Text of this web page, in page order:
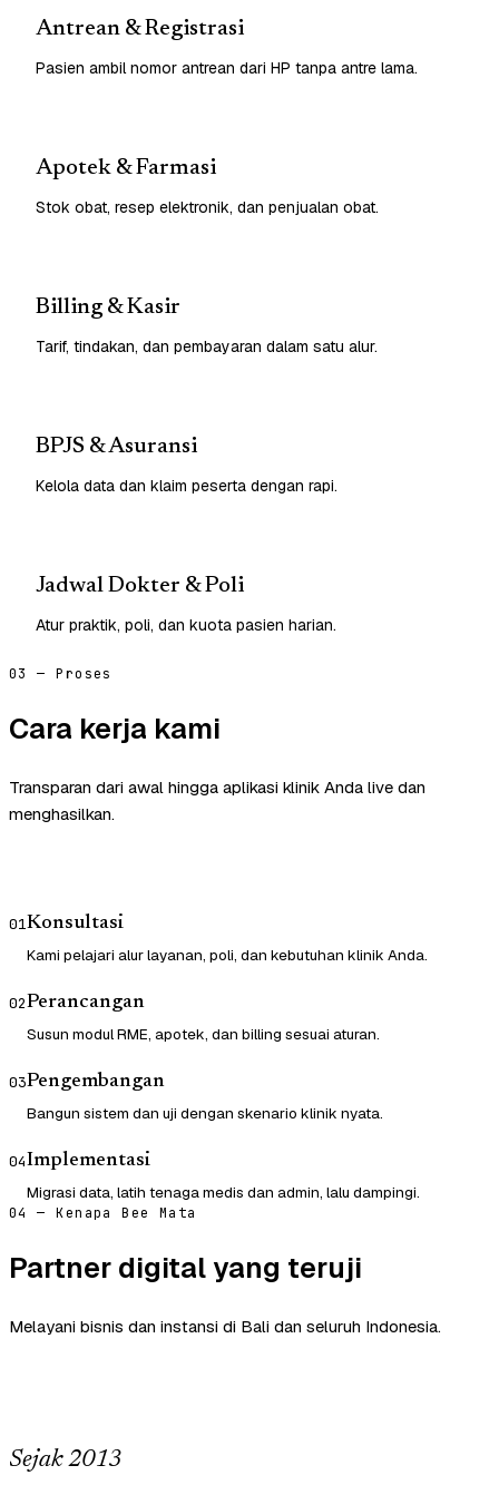
Antrean & Registrasi
Pasien ambil nomor antrean dari HP tanpa antre lama.
Apotek & Farmasi
Stok obat, resep elektronik, dan penjualan obat.
Billing & Kasir
Tarif, tindakan, dan pembayaran dalam satu alur.
BPJS & Asuransi
Kelola data dan klaim peserta dengan rapi.
Jadwal Dokter & Poli
Atur praktik, poli, dan kuota pasien harian.
03 — Proses
Cara kerja kami
Transparan dari awal hingga aplikasi klinik Anda live dan
menghasilkan.
01Konsultasi
Kami pelajari alur layanan, poli, dan kebutuhan klinik Anda.
02Perancangan
Susun modul RME, apotek, dan billing sesuai aturan.
03Pengembangan
Bangun sistem dan uji dengan skenario klinik nyata.
04Implementasi
Migrasi data, latih tenaga medis dan admin, lalu dampingi.
04 — Kenapa Bee Mata
Partner digital yang teruji
Melayani bisnis dan instansi di Bali dan seluruh Indonesia.
Sejak 2013